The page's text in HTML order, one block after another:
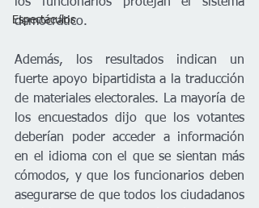
Espectáculos
los funcionarios protejan el sistema
democrático.
Además, los resultados indican un
fuerte apoyo bipartidista a la traducción
de materiales electorales. La mayoría de
los encuestados dijo que los votantes
deberían poder acceder a información
en el idioma con el que se sientan más
cómodos, y que los funcionarios deben
asegurarse de que todos los ciudadanos